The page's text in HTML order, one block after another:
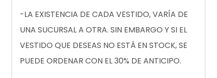
-LA EXISTENCIA DE CADA VESTIDO, VARÍA DE
UNA SUCURSAL A OTRA. SIN EMBARGO Y SI EL
VESTIDO QUE DESEAS NO ESTÁ EN STOCK, SE
PUEDE ORDENAR CON EL 30% DE ANTICIPO.